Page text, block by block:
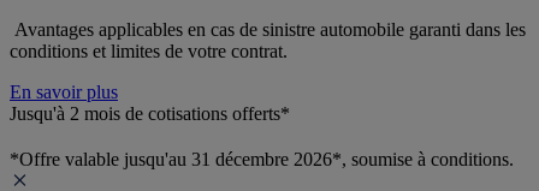
Avantages applicables en cas de sinistre automobile garanti dans les
conditions et limites de votre contrat.
En savoir plus
Jusqu'à 2 mois de cotisations offerts*
*Offre valable jusqu'au 31 décembre 2026*, soumise à conditions.